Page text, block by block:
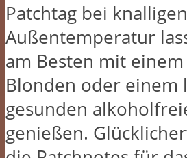
Patchtag bei
Außentemperatur
am Besten mit
Blonden oder einem
gesunden
genießen.